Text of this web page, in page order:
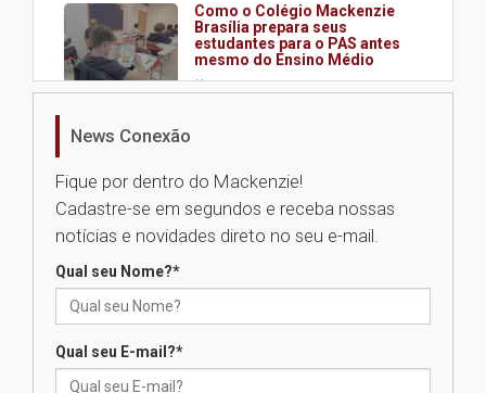
Como o Colégio Mackenzie
Brasília prepara seus
estudantes para o PAS antes
mesmo do Ensino Médio
04.08.2026
na educação dos filhos além da
escola
04.08.2026
docentes para debater
News Conexão
Fique por dentro do Mackenzie!
Cadastre-se em segundos e receba nossas
notícias e novidades direto no seu e-mail.
Qual seu Nome?*
Qual seu E-mail?*